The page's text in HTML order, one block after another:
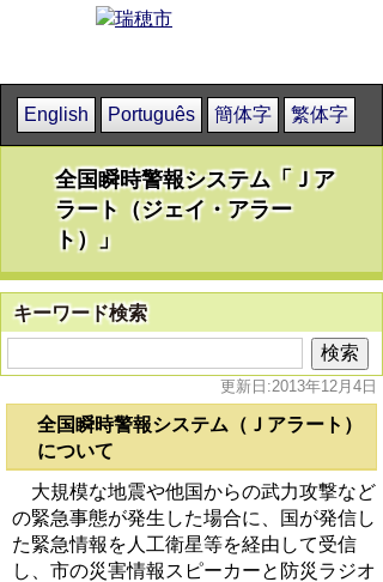
English Português 簡体字 繁体字
全国瞬時警報システム「Ｊア
ラート（ジェイ・アラー
ト）」
キーワード検索
更新日:2013年12月4日
全国瞬時警報システム（Ｊアラート）
について
大規模な地震や他国からの武力攻撃など
の緊急事態が発生した場合に、国が発信し
た緊急情報を人工衛星等を経由して受信
し、市の災害情報スピーカーと防災ラジオ